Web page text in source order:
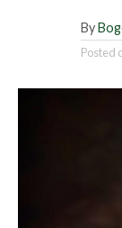
By
Posted